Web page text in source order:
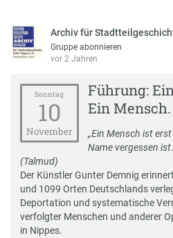
Archiv für
Gruppe abonnieren
vor 2 Jahren
Sonntag
10
November
Führung:
Ein Mensch.
„Ein Mensch ist
Name vergessen
(Talmud)
Der Künstler Gunter Demnig
und 1099 Orten Deutschlands
Deportation und systematische
verfolgter Menschen und anderer
in Nippes.